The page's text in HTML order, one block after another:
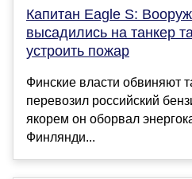
Капитан Eagle S:
высадились на танкер
устроить пожар
Финские власти обвиняют
перевозил российский
якорем он оборвал
Финлянди...